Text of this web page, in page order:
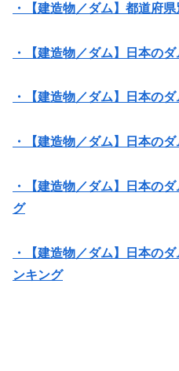
・【建造物／ダム】都道府
・【建造物／ダム】日本の
・【建造物／ダム】日本の
・【建造物／ダム】日本の
・【建造物／ダム】日本の
グ
・【建造物／ダム】日本の
ンキング